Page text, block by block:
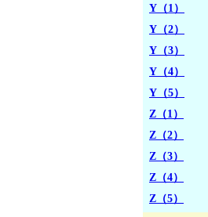
Y（1）
Y（2）
Y（3）
Y（4）
Y（5）
Z（1）
Z（2）
Z（3）
Z（4）
Z（5）